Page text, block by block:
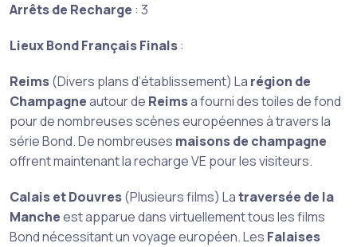
Arrêts de Recharge : 3
Lieux Bond Français Finals:
Reims(Divers plans d’établissement) La région de
Champagneautour de Reimsa fourni des toiles de fond
pour de nombreuses scènes européennes à travers la
série Bond. De nombreuses maisons de champagne
offrent maintenant la recharge VE pour les visiteurs.
Calais et Douvres(Plusieurs films) Latraversée de la
Mancheest apparue dans virtuellement tous les films
Bond nécessitant un voyage européen. Les Falaises